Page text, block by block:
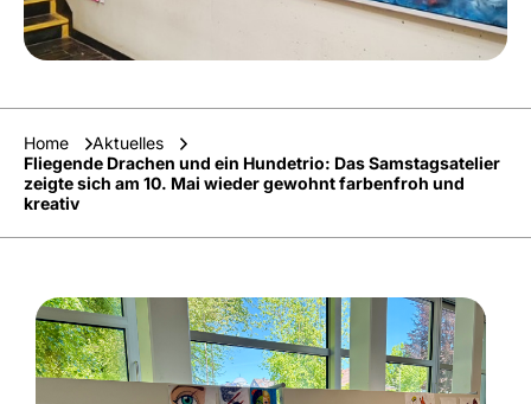
Home
Aktuelles
Fliegende Drachen und ein Hundetrio: Das Samstagsatelier
zeigte sich am 10. Mai wieder gewohnt farbenfroh und
kreativ